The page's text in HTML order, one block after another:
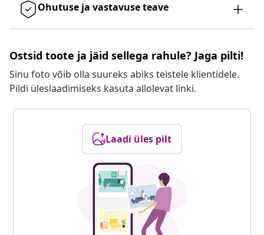
Ohutuse ja vastavuse teave
Ostsid toote ja jäid sellega rahule? Jaga pilti!
Sinu foto võib olla suureks abiks teistele klientidele.
Pildi üleslaadimiseks kasuta allolevat linki.
Laadi üles pilt